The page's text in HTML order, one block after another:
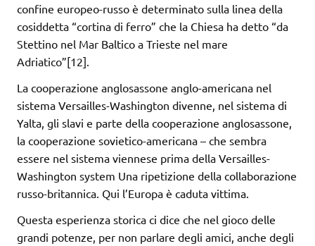
confine europeo-russo è determinato sulla linea della
cosiddetta “cortina di ferro” che la Chiesa ha detto “da
Stettino nel Mar Baltico a Trieste nel mare
Adriatico”[12].
La cooperazione anglosassone anglo-americana nel
sistema Versailles-Washington divenne, nel sistema di
Yalta, gli slavi e parte della cooperazione anglosassone,
la cooperazione sovietico-americana – che sembra
essere nel sistema viennese prima della Versailles-
Washington system Una ripetizione della collaborazione
russo-britannica. Qui l’Europa è caduta vittima.
Questa esperienza storica ci dice che nel gioco delle
grandi potenze, per non parlare degli amici, anche degli